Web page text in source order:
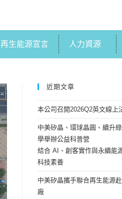
再生能源宣言 人力資源
近期文章
本公司召開2026Q2英文線上
中美矽晶、環球晶圓、續升
學舉辦公益科普營
結合 AI、創客實作與永續能
科技素養
中美矽晶攜手聯合再生能源
廠